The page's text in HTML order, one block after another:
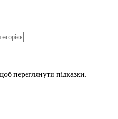
переглянути підказки.